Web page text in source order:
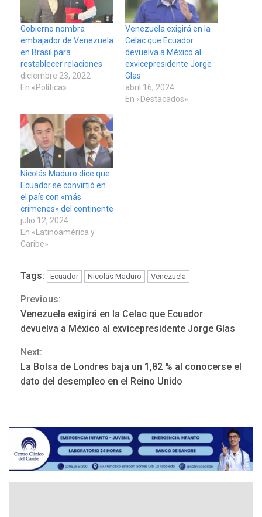
Gobierno nombra
embajador de Venezuela
en Brasil para
restablecer relaciones
diciembre 23, 2022
En «Política»
Venezuela exigirá en la
Celac que Ecuador
devuelva a México al
exvicepresidente Jorge
Glas
abril 16, 2024
En «Destacados»
Nicolás Maduro dice que
Ecuador se convirtió en
el país con «más
crímenes» del continente
julio 12, 2024
En «Latinoamérica y
Caribe»
Tags: Ecuador Nicolás Maduro Venezuela
Continue
Reading
Previous:
Venezuela exigirá en la Celac que Ecuador
devuelva a México al exvicepresidente Jorge Glas
Next:
La Bolsa de Londres baja un 1,82 % al conocerse el
dato del desempleo en el Reino Unido
POLÍTICA
TITULARES
ÚLTIMA HORA
CNP plantea incluir Libertad
de AN 2015
DESTACADOS
NACIONALES
ÚLTIMA HORA
Gobierno nacional y
regional nos respaldaron